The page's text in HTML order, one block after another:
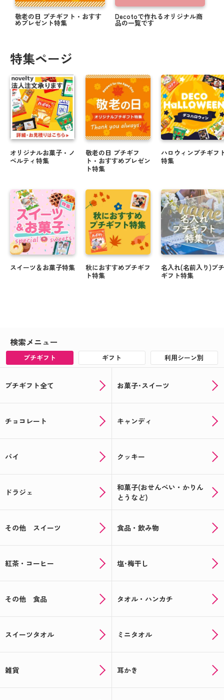
敬老の日 プチギフト・おすす
めプレゼント特集
Decotoで作れるオリジナル商
品の一覧です
特集ページ
オリジナルお菓子・ノ
ベルティ特集
スイーツ＆お菓子特集
敬老の日 プチギフ
ト・おすすめプレゼン
ト特集
秋におすすめプチギフ
ト特集
ハロウィンプチギフ
特集
名入れ(名前入り)プチ
ギフト特集
検索メニュー
プチギフト ギフト 利用シーン別
プチギフト全て お菓子･スイーツ
チョコレート キャンディ
パイ クッキー
ドラジェ
和菓子(おせんべい・かりん
とうなど)
その他 スイーツ 食品・飲み物
紅茶・コーヒー 塩･梅干し
その他 食品 タオル・ハンカチ
スイーツタオル ミニタオル
雑貨 耳かき